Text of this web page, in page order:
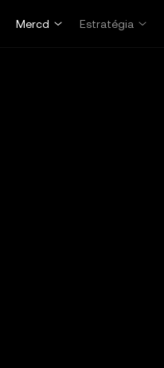
Mercd Estratégia